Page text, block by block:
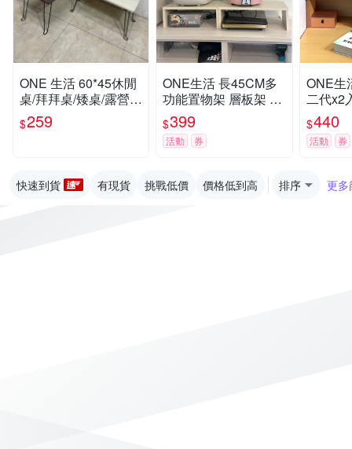
ONE 生活 60*45休閒
桌/拜拜桌/矮桌/露營桌
(可收納的桌子/精裝
版)
$259
ONE生活 長45CM多
功能置物架 層板架 增
高架 層架 書櫃層板
$399
活動 券
ONE生
二代x2
櫃層
容量/長
分層隔
$440
活動 券
快速到貨 有現貨 挑戰低價 價格低到高 排序 更多